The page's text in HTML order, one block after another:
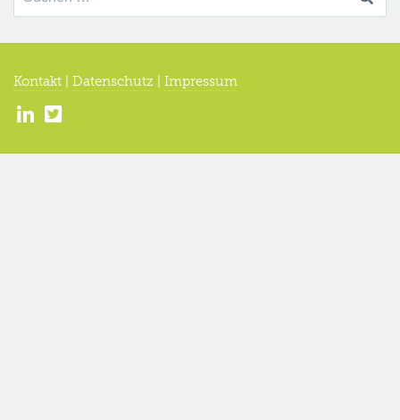
nach:
Kontakt Datenschutz Impressum